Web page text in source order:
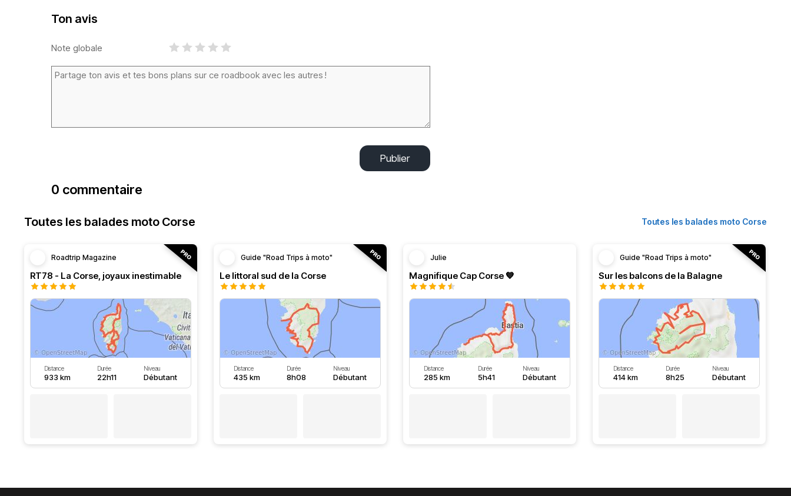
Ton avis
Note globale
Publier
0 commentaire
Toutes les balades moto Corse Toutes les balades moto Corse
Roadtrip Magazine
RT78 - La Corse, joyaux inestimable
Distance
933 km
Durée
22h11
Niveau
Débutant
Guide "Road Trips à moto"
Le littoral sud de la Corse
Distance
435 km
Durée
8h08
Niveau
Débutant
Julie
Magnifique Cap Corse 💙
Distance
285 km
Durée
5h41
Niveau
Débutant
Guide "Road Trips à moto"
Sur les balcons de la Balagne
Distance
414 km
Durée
8h25
Niveau
Débutant